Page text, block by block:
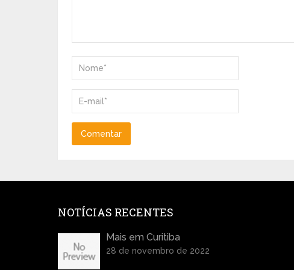
NOTÍCIAS RECENTES
Mais em Curitiba
28 de novembro de 2022